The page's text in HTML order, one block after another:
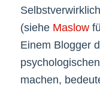
(siehe Maslow
Einem Blogger
machen,